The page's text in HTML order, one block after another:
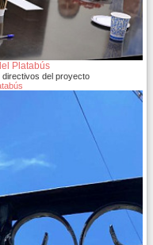
Platabús
del proyecto